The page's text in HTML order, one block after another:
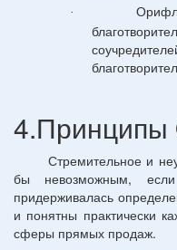
·
4.Принципы
Стремительное и
бы невозможным,
придерживалась
и понятны практически
сферы прямых продаж.